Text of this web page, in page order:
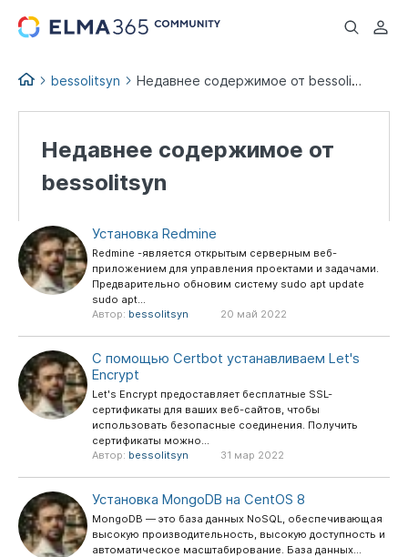
...
bessolitsyn Недавнее содержимое от bessolitsyn
Недавнее содержимое от
bessolitsyn
Установка Redmine
Redmine -является открытым серверным веб-
приложением для управления проектами и задачами.
Предварительно обновим систему sudo apt update
sudo apt...
Автор: bessolitsyn 20 май 2022
С помощью Certbot устанавливаем Let's
Encrypt
Let's Encrypt предоставляет бесплатные SSL-
сертификаты для ваших веб-сайтов, чтобы
использовать безопасные соединения. Получить
сертификаты можно...
Автор: bessolitsyn 31 мар 2022
Установка MongoDB на CentOS 8
MongoDB — это база данных NoSQL, обеспечивающая
высокую производительность, высокую доступность и
автоматическое масштабирование. База данных...